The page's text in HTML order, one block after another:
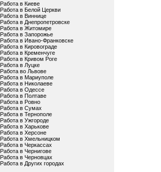
Работа в Киеве
Работа в Белой Церкви
Работа в Виннице
Работа в Днепропетровске
Работа в Житомире
Работа в Запорожье
Работа в Ивано-Франковске
Работа в Кировограде
Работа в Кременчуге
Работа в Кривом Роге
Работа в Луцке
Работа во Львове
Работа в Мариуполе
Работа в Николаеве
Работа в Одессе
Работа в Полтаве
Работа в Ровно
Работа в Сумах
Работа в Тернополе
Работа в Ужгороде
Работа в Харькове
Работа в Херсоне
Работа в Хмельницком
Работа в Черкассах
Работа в Чернигове
Работа в Черновцах
Работа в Других городах